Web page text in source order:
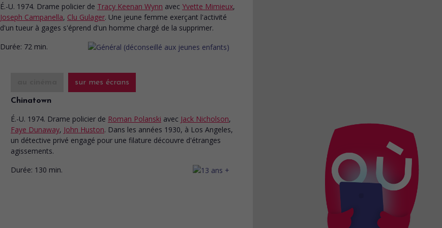
É.-U. 1974. Drame policier de Tracy Keenan Wynn avec Yvette Mimieux,
Joseph Campanella, Clu Gulager. Une jeune femme exerçant l'activité
d'un tueur à gages s'éprend d'un homme chargé de la supprimer.
Durée: 72 min.
sur mes écrans
Chinatown
É.-U. 1974. Drame policier de Roman Polanski avec Jack Nicholson,
Faye Dunaway, John Huston. Dans les années 1930, à Los Angeles,
un détective privé engagé pour une filature découvre d'étranges
agissements.
Durée: 130 min.